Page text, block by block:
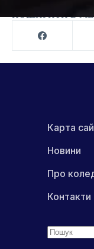
Карта
Новини
Про
Контакти